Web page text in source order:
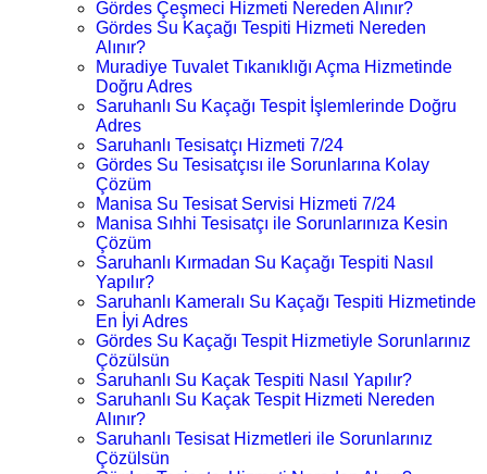
Gördes Çeşmeci Hizmeti Nereden Alınır?
Gördes Su Kaçağı Tespiti Hizmeti Nereden
Alınır?
Muradiye Tuvalet Tıkanıklığı Açma Hizmetinde
Doğru Adres
Saruhanlı Su Kaçağı Tespit İşlemlerinde Doğru
Adres
Saruhanlı Tesisatçı Hizmeti 7/24
Gördes Su Tesisatçısı ile Sorunlarına Kolay
Çözüm
Manisa Su Tesisat Servisi Hizmeti 7/24
Manisa Sıhhi Tesisatçı ile Sorunlarınıza Kesin
Çözüm
Saruhanlı Kırmadan Su Kaçağı Tespiti Nasıl
Yapılır?
Saruhanlı Kameralı Su Kaçağı Tespiti Hizmetinde
En İyi Adres
Gördes Su Kaçağı Tespit Hizmetiyle Sorunlarınız
Çözülsün
Saruhanlı Su Kaçak Tespiti Nasıl Yapılır?
Saruhanlı Su Kaçak Tespit Hizmeti Nereden
Alınır?
Saruhanlı Tesisat Hizmetleri ile Sorunlarınız
Çözülsün